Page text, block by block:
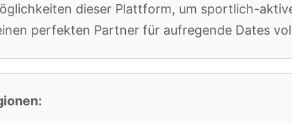
dieser Plattform, um sportlich-
perfekten Partner für aufregende Dates